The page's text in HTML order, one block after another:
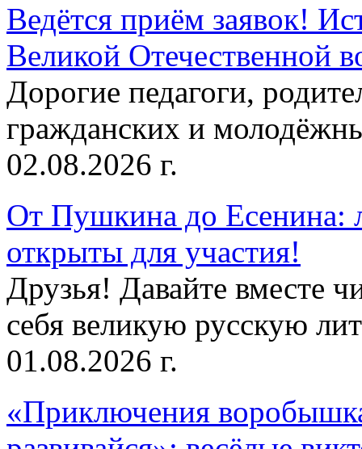
Ведётся приём заявок!
Великой Отечественной
Дорогие педагоги,
гражданских и
02.08.2026 г.
От Пушкина до Есенина:
открыты для участия!
Друзья! Давайте вместе
себя великую русскую
01.08.2026 г.
«Приключения